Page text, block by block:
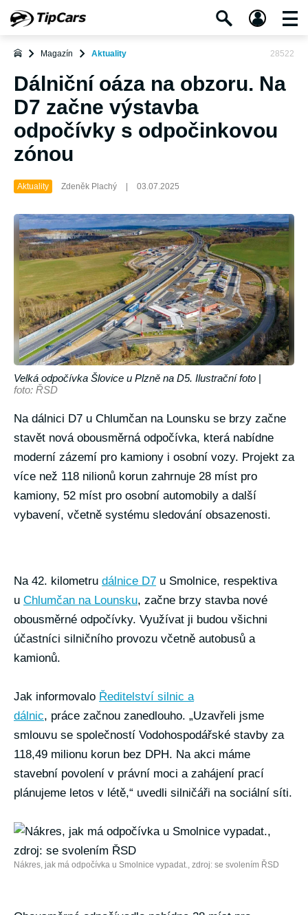
Magazín Aktuality 28522
Dálniční oáza na obzoru. Na
D7 začne výstavba
odpočívky s odpočinkovou
zónou
Aktuality Zdeněk Plachý 03.07.2025
Velká odpočívka Šlovice u Plzně na D5. Ilustrační foto |
foto: ŘSD
Na dálnici D7 u Chlumčan na Lounsku se brzy začne
stavět nová obousměrná odpočívka, která nabídne
moderní zázemí pro kamiony i osobní vozy. Projekt za
více než 118 nilionů korun zahrnuje 28 míst pro
kamiony, 52 míst pro osobní automobily a další
vybavení, včetně systému sledování obsazenosti.
Na 42. kilometru dálnice D7 u Smolnice, respektiva
u Chlumčan na Lounsku, začne brzy stavba nové
obousměrné odpočívky. Využívat ji budou všichni
účastníci silničního provozu včetně autobusů a
kamionů.
Jak informovalo Ředitelství silnic a
dálnic, práce začnou zanedlouho. „Uzavřeli jsme
smlouvu se společností Vodohospodářské stavby za
118,49 milionu korun bez DPH. Na akci máme
stavební povolení v právní moci a zahájení prací
plánujeme letos v létě,“ uvedli silničáři na sociální síti.
Nákres, jak má odpočívka u Smolnice vypadat., zdroj: se svolením ŘSD